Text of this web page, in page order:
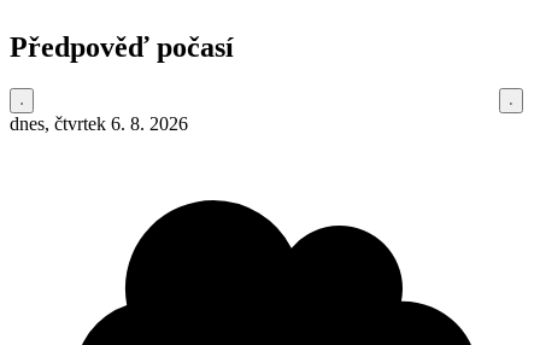
Předpověď počasí
dnes, čtvrtek 6. 8. 2026